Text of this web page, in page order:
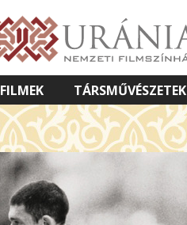
FILMEK TÁRSMŰVÉSZETEK
VETÍTETT KÉPES ELŐADÁSOK